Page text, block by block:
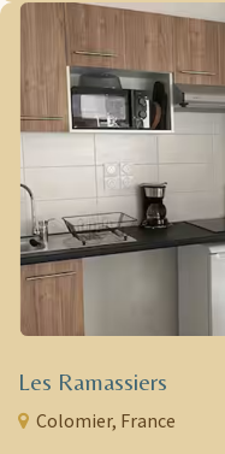
Les Ramassiers
Colomier, France